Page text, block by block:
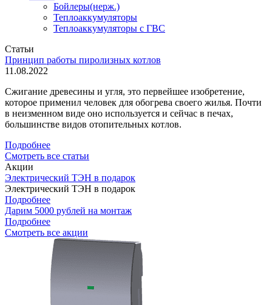
Бойлеры(нерж.)
Теплоаккумуляторы
Теплоаккумуляторы с ГВС
Статьи
Принцип работы пиролизных котлов
11.08.2022
Сжигание древесины и угля, это первейшее изобретение,
которое применил человек для обогрева своего жилья. Почти
в неизменном виде оно используется и сейчас в печах,
большинстве видов отопительных котлов.
Подробнее
Смотреть все статьи
Акции
Электрический ТЭН в подарок
Электрический ТЭН в подарок
Подробнее
Дарим 5000 рублей на монтаж
Подробнее
Смотреть все акции